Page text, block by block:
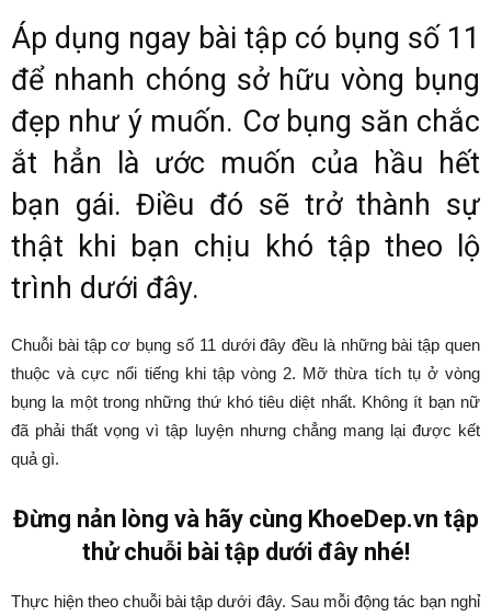
Áp dụng ngay bài tập có bụng số 11
để nhanh chóng sở hữu vòng bụng
đẹp như ý muốn. Cơ bụng săn chắc
ắt hẳn là ước muốn của hầu hết
bạn gái. Điều đó sẽ trở thành sự
thật khi bạn chịu khó tập theo lộ
trình dưới đây.
Chuỗi bài tập cơ bụng số 11 dưới đây đều là những bài tập quen
thuộc và cực nổi tiếng khi tập vòng 2. Mỡ thừa tích tụ ở vòng
bụng la một trong những thứ khó tiêu diệt nhất. Không ít bạn nữ
đã phải thất vọng vì tập luyện nhưng chẳng mang lại được kết
quả gì.
Đừng nản lòng và hãy cùng KhoeDep.vn tập
thử chuỗi bài tập dưới đây nhé!
Thực hiện theo chuỗi bài tập dưới đây. Sau mỗi động tác bạn nghỉ